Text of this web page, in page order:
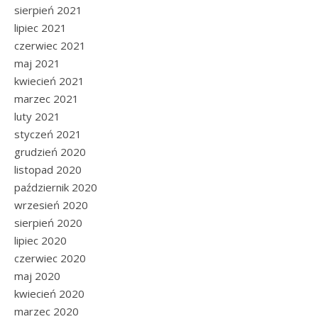
sierpień 2021
lipiec 2021
czerwiec 2021
maj 2021
kwiecień 2021
marzec 2021
luty 2021
styczeń 2021
grudzień 2020
listopad 2020
październik 2020
wrzesień 2020
sierpień 2020
lipiec 2020
czerwiec 2020
maj 2020
kwiecień 2020
marzec 2020